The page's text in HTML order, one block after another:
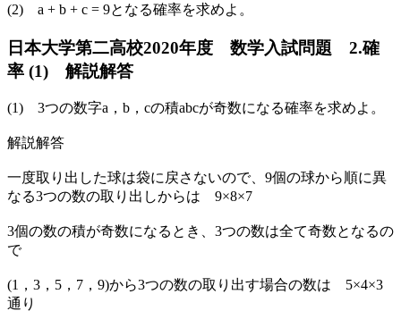
(2) a + b + c = 9となる確率を求めよ。
日本大学第二高校2020年度 数学入試問題 2.確
率 (1) 解説解答
(1) 3つの数字a，b，cの積abcが奇数になる確率を求めよ。
解説解答
一度取り出した球は袋に戻さないので、9個の球から順に異
なる3つの数の取り出しからは 9×8×7
3個の数の積が奇数になるとき、3つの数は全て奇数となるの
で
(1，3，5，7，9)から3つの数の取り出す場合の数は 5×4×3
通り